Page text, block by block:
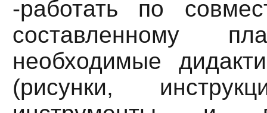
-работать по
составленному
необходимые
(рисунки,